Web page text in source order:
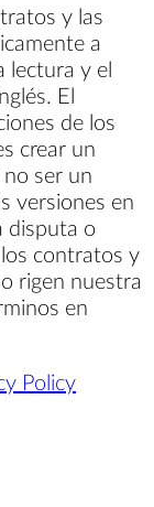
y las
a
lectura y el
El
de los
crear un
ser un
versiones en
disputa o
contratos y
rigen nuestra
en
Policy